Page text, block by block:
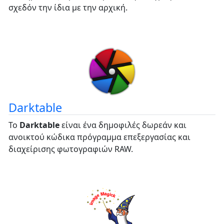
σχεδόν την ίδια με την αρχική.
Darktable
Το Darktableείναι ένα δημοφιλές δωρεάν και
ανοικτού κώδικα πρόγραμμα επεξεργασίας και
διαχείρισης φωτογραφιών RAW.